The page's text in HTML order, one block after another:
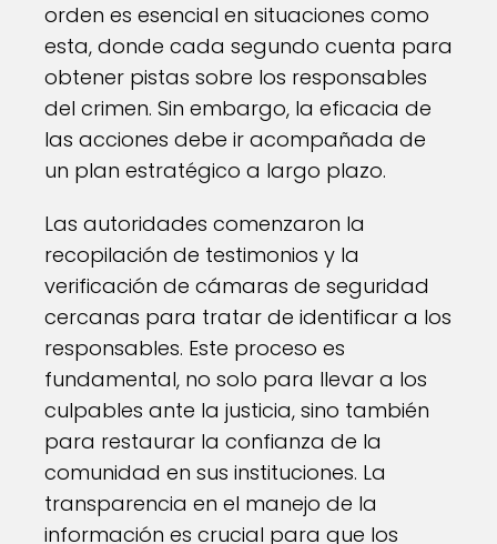
orden es esencial en situaciones como
esta, donde cada segundo cuenta para
obtener pistas sobre los responsables
del crimen. Sin embargo, la eficacia de
las acciones debe ir acompañada de
un plan estratégico a largo plazo.
Las autoridades comenzaron la
recopilación de testimonios y la
verificación de cámaras de seguridad
cercanas para tratar de identificar a los
responsables. Este proceso es
fundamental, no solo para llevar a los
culpables ante la justicia, sino también
para restaurar la confianza de la
comunidad en sus instituciones. La
transparencia en el manejo de la
información es crucial para que los